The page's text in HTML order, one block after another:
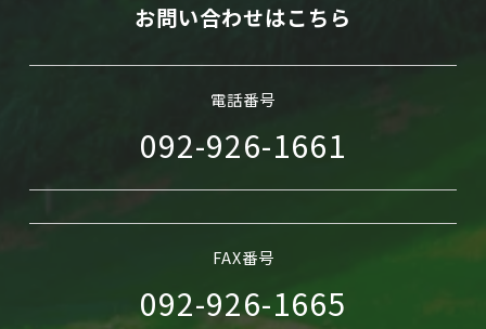
お問い合わせはこちら
電話番号
092-926-1661
FAX番号
092-926-1665